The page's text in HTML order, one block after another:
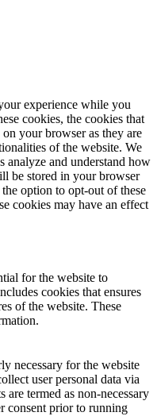
experience while you
cookies, the cookies that
on your browser as they are
of the website. We
analyze and understand how
be stored in your browser
option to opt-out of these
cookies may have an effect
for the website to
cookies that ensures
of the website. These
necessary for the website
user personal data via
are termed as non-necessary
consent prior to running